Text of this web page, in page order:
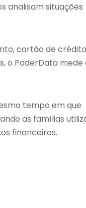
analisam situações
cartão de
o PoderData mede
tempo em que
as famílias
financeiros.